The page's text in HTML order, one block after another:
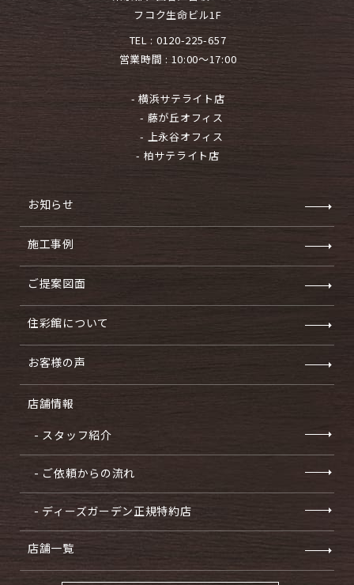
フコク生命ビル1F
TEL : 0120-225-657
営業時間 : 10:00～17:00
- 横浜サテライト店
- 藤が丘オフィス
- 上永谷オフィス
- 柏サテライト店
お知らせ
施工事例
ご提案図面
住彩館について
お客様の声
店舗情報
- スタッフ紹介
- ご依頼からの流れ
- ディーズガーデン正規特約店
店舗一覧